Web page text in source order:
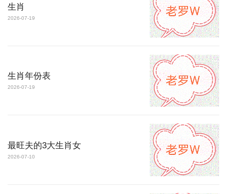
生肖
2026-07-19
生肖年份表
2026-07-19
最旺夫的3大生肖女
2026-07-10